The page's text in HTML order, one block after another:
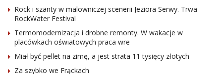
Rock i szanty w malowniczej scenerii Jeziora Serwy. Trwa
RockWater Festival
Termomodernizacja i drobne remonty. W wakacje w
placówkach oświatowych praca wre
Miał być pellet na zimę, a jest strata 11 tysięcy złotych
Za szybko we Frąckach